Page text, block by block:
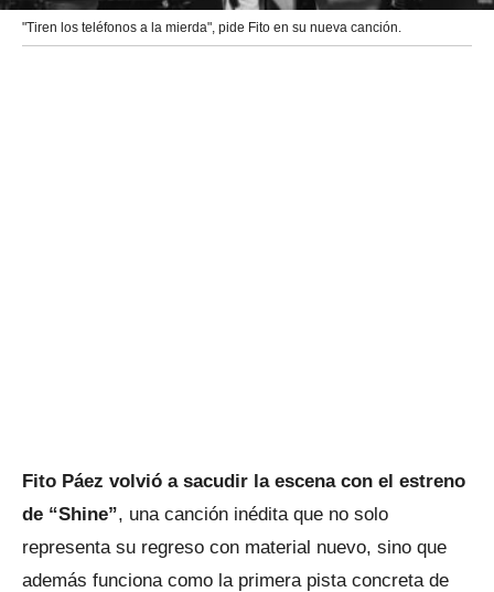
"Tiren los teléfonos a la mierda", pide Fito en su nueva canción.
Fito Páez volvió a sacudir la escena con el estreno
de “Shine”, una canción inédita que no solo
representa su regreso con material nuevo, sino que
además funciona como la primera pista concreta de